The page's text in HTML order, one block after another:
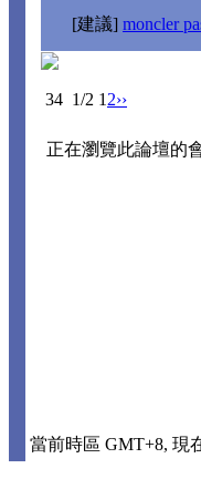
[建議] moncler
34 1/2 1 2››
正在瀏覽此論壇的
當前時區 GMT+8, 現